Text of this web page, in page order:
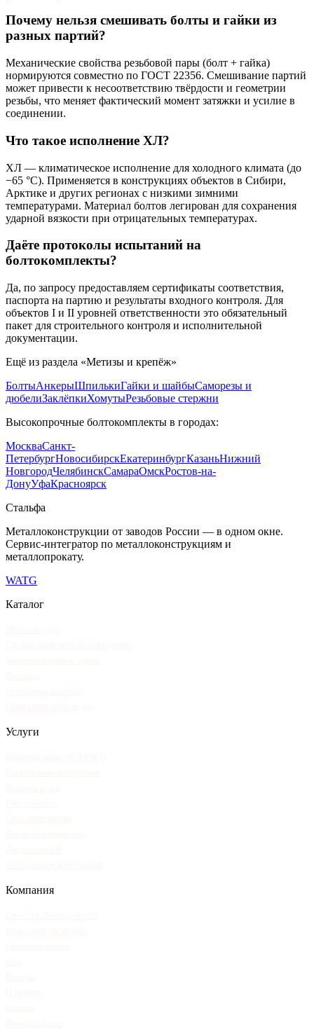
Почему нельзя смешивать болты и гайки из
разных партий?
Механические свойства резьбовой пары (болт + гайка)
нормируются совместно по ГОСТ 22356. Смешивание партий
может привести к несоответствию твёрдости и геометрии
резьбы, что меняет фактический момент затяжки и усилие в
соединении.
Что такое исполнение ХЛ?
ХЛ — климатическое исполнение для холодного климата (до
−65 °С). Применяется в конструкциях объектов в Сибири,
Арктике и других регионах с низкими зимними
температурами. Материал болтов легирован для сохранения
ударной вязкости при отрицательных температурах.
Даёте протоколы испытаний на
болтокомплекты?
Да, по запросу предоставляем сертификаты соответствия,
паспорта на партию и результаты входного контроля. Для
объектов I и II уровней ответственности это обязательный
пакет для строительного контроля и исполнительной
документации.
Ещё из раздела «Метизы и крепёж»
БолтыАнкерыШпилькиГайки и шайбыСаморезы и
дюбелиЗаклёпкиХомутыРезьбовые стержни
Высокопрочные болтокомплекты в городах:
МоскваСанкт-
ПетербургНовосибирскЕкатеринбургКазаньНижний
НовгородЧелябинскСамараОмскРостов-на-
ДонуУфаКрасноярск
Стальфа
Металлоконструкции от заводов России — в одном окне.
Сервис-интегратор по металлоконструкциям и
металлопрокату.
WATG
Каталог
Услуги
Компания